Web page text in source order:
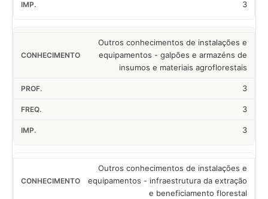
3
Outros conhecimentos de instalações e
equipamentos - galpões e armazéns de
insumos e materiais agroflorestais
3
3
3
Outros conhecimentos de instalações e
equipamentos - infraestrutura da extração
e beneficiamento florestal